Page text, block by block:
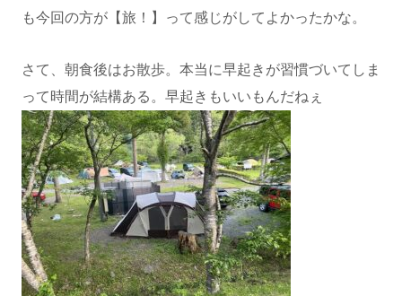
も今回の方が【旅！】って感じがしてよかったかな。
さて、朝食後はお散歩。本当に早起きが習慣づいてしま
って時間が結構ある。早起きもいいもんだねぇ